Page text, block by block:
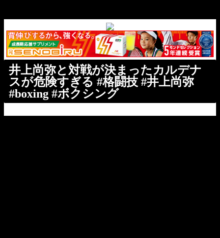
井上尚弥と対戦が決まったカルデナ
スが危険すぎる #格闘技 #井上尚弥
#boxing #ボクシング